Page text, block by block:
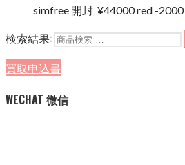
simfree 開封 ¥44000 red -2000
検索結果:
買取申込書
WECHAT 微信